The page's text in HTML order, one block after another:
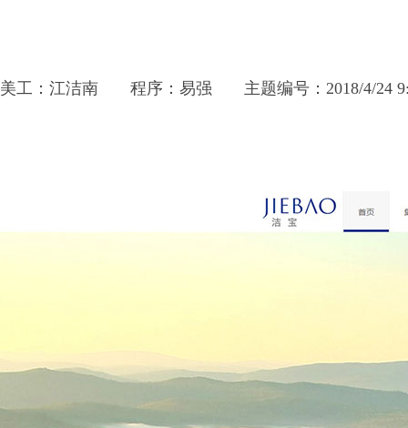
美工：江洁南 程序：易强 主题编号：2018/4/24